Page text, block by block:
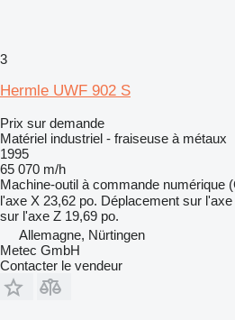
3
Hermle UWF 902 S
Prix sur demande
Matériel industriel - fraiseuse à métaux
1995
65 070 m/h
Machine-outil à commande numérique
l'axe X 23,62 po. Déplacement sur l'axe
sur l'axe Z 19,69 po.
Allemagne, Nürtingen
Metec GmbH
Contacter le vendeur